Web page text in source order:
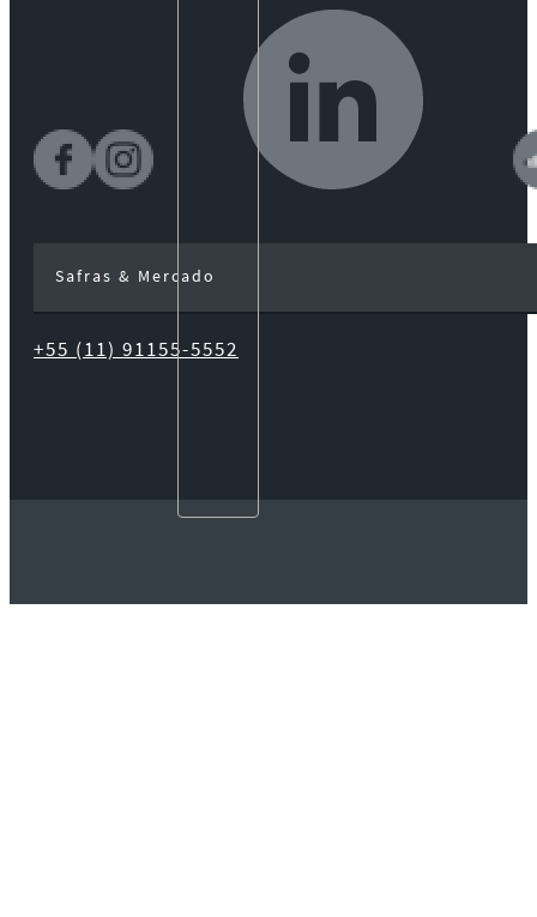
Safras & Mercado
+55 (11) 91155-5552